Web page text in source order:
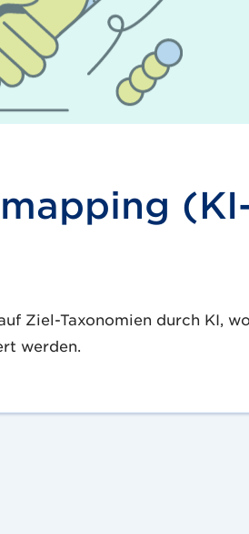
Ziel-Taxonomien durch KI,
werden.